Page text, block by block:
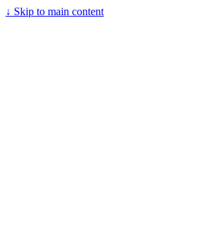
↓ Skip to main content